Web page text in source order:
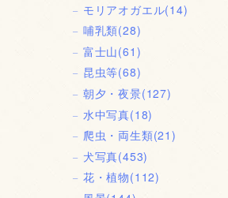
モリアオガエル(14)
哺乳類(28)
富士山(61)
昆虫等(68)
朝夕・夜景(127)
水中写真(18)
爬虫・両生類(21)
犬写真(453)
花・植物(112)